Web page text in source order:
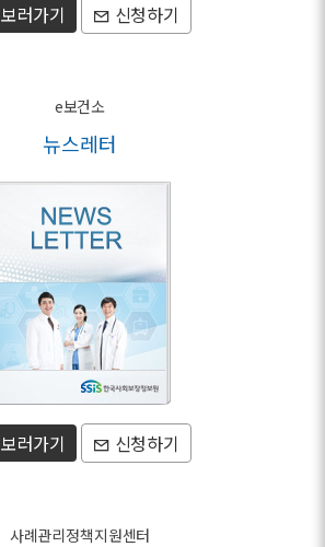
보러가기 신청하기
e보건소
뉴스레터
보러가기 신청하기
사례관리정책지원센터